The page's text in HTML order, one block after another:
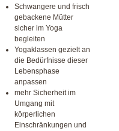
Schwangere und frisch
gebackene Mütter
sicher im Yoga
begleiten
Yogaklassen gezielt an
die Bedürfnisse dieser
Lebensphase
anpassen
mehr Sicherheit im
Umgang mit
körperlichen
Einschränkungen und